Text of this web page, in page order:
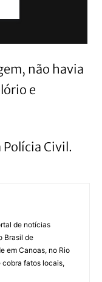
pelo
não havia
e
Polícia Civil.
de notícias
Brasil de
em Canoas, no Rio
cobra fatos locais,